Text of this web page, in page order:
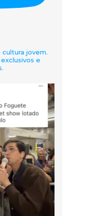
jovem.
e